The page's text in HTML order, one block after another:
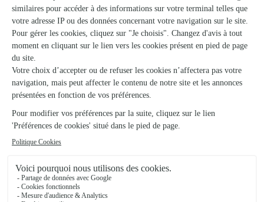
sujet et l horaire à été respecté
★ ★ ★ ★ ★
Ponctualité - qualité du bouquet
29/03/2026
★ ★ ★ ★ ★
Simplicité et choix